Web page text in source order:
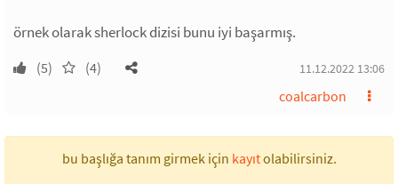
örnek olarak sherlock dizisi bunu iyi başarmış.
(5) (4) 11.12.2022 13:06
coalcarbon
bu başlığa tanım girmek için kayıtolabilirsiniz.